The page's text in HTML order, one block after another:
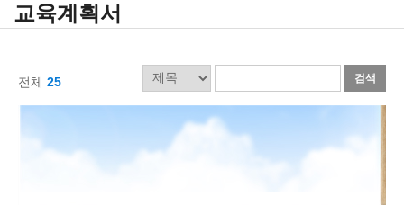
교육계획서
전체 25
검
색
하
색
어